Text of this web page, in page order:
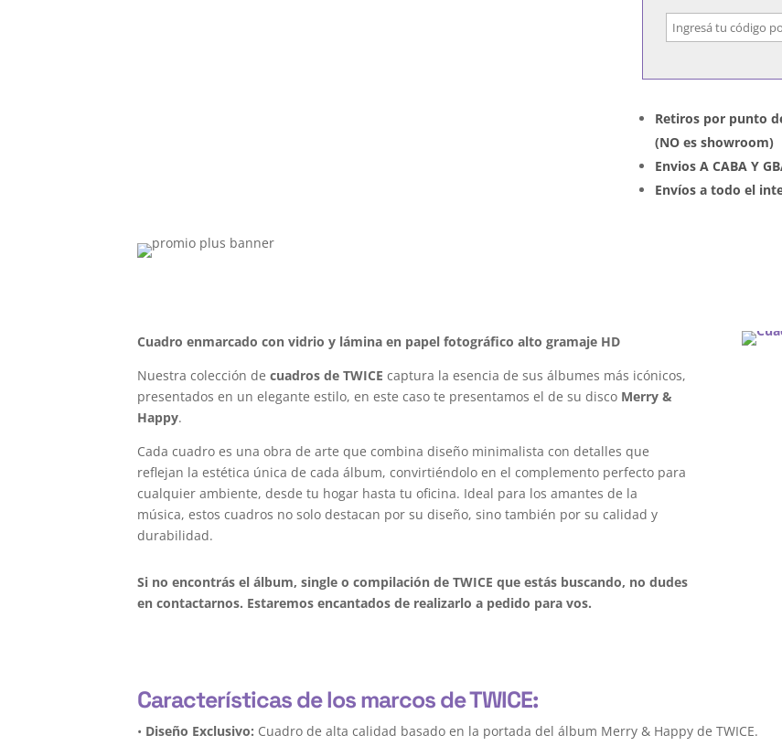
Retiros por punto
(NO es showroom)
Envios A CABA Y
Envíos a todo el
Cuadro enmarcado con vidrio y lámina en papel fotográfico alto gramaje HD
Nuestra colección decuadros de TWICE captura la esencia de sus álbumes más icónicos,
presentados en un elegante estilo, en este caso te presentamos el de su disco Merry &
Happy.
Cada cuadro es una obra de arte que combina diseño minimalista con detalles que
reflejan la estética única de cada álbum, convirtiéndolo en el complemento perfecto para
cualquier ambiente, desde tu hogar hasta tu oficina. Ideal para los amantes de la
música, estos cuadros no solo destacan por su diseño, sino también por su calidad y
durabilidad.
Si no encontrás el álbum, single o compilación de TWICE que estás buscando, no dudes
en contactarnos. Estaremos encantados de realizarlo a pedido para vos.
Características de los marcos de TWICE:
• Diseño Exclusivo: Cuadro de alta calidad basado en la portada del álbum Merry & Happy de TWICE.